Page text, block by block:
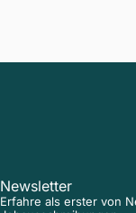
Newsletter
Erfahre als erster von